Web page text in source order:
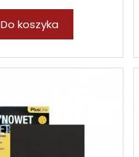
Do koszyka